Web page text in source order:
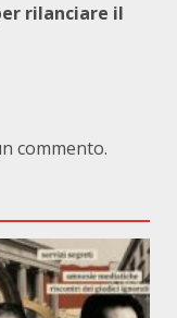
rilanciare il
commento.